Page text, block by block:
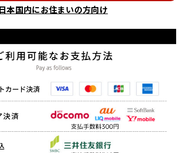
日本国内にお住まいの方向け